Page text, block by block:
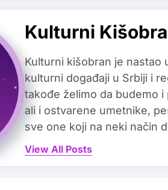
Kulturni
Kulturni kišobran je nastao
kulturni događaji u Srbiji i
takođe želimo da budemo
ali i ostvarene umetnike,
sve one koji na neki način
View All Posts